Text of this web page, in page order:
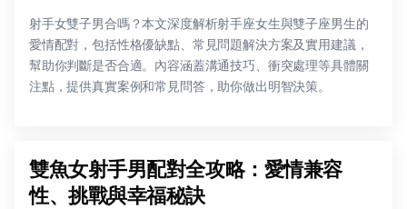
射手女雙子男合嗎？本文深度解析射手座女生與雙子座男生的
愛情配對，包括性格優缺點、常見問題解決方案及實用建議，
幫助你判斷是否合適。內容涵蓋溝通技巧、衝突處理等具體關
注點，提供真實案例和常見問答，助你做出明智決策。
雙魚女射手男配對全攻略：愛情兼容
性、挑戰與幸福秘訣